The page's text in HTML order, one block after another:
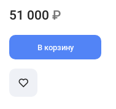
51 000 ₽
В корзину